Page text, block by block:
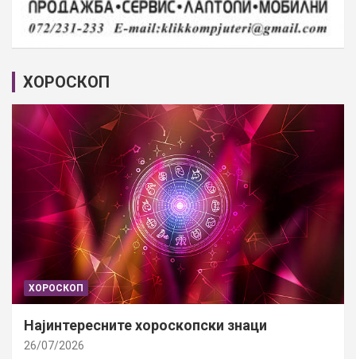
ХОРОСКОП
ХОРОСКОП
Најинтересните хороскопски знаци
26/07/2026